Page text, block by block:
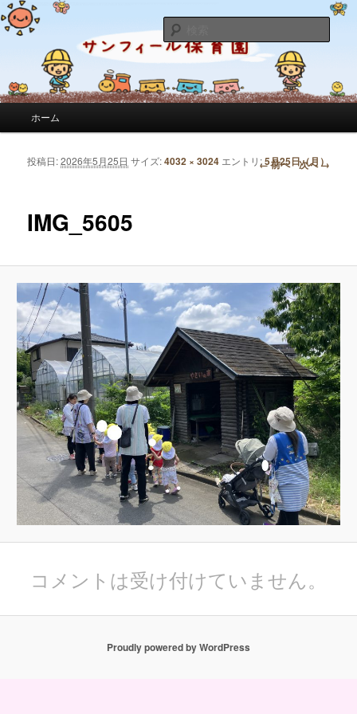
サンフィール保育園のブログ
サンフィール保育園のせんせいのブログです。園の日常を綴っています。
索
メインコンテンツへ移動
サブコンテンツへ移動
ホーム
画像ナビゲーション ← 前へ 次へ →
IMG_5605
投稿日:2026年5月25日 サイズ:4032 × 3024 エントリ:5月25日（月）
コメントは受け付けていません。
Proudly powered by WordPress